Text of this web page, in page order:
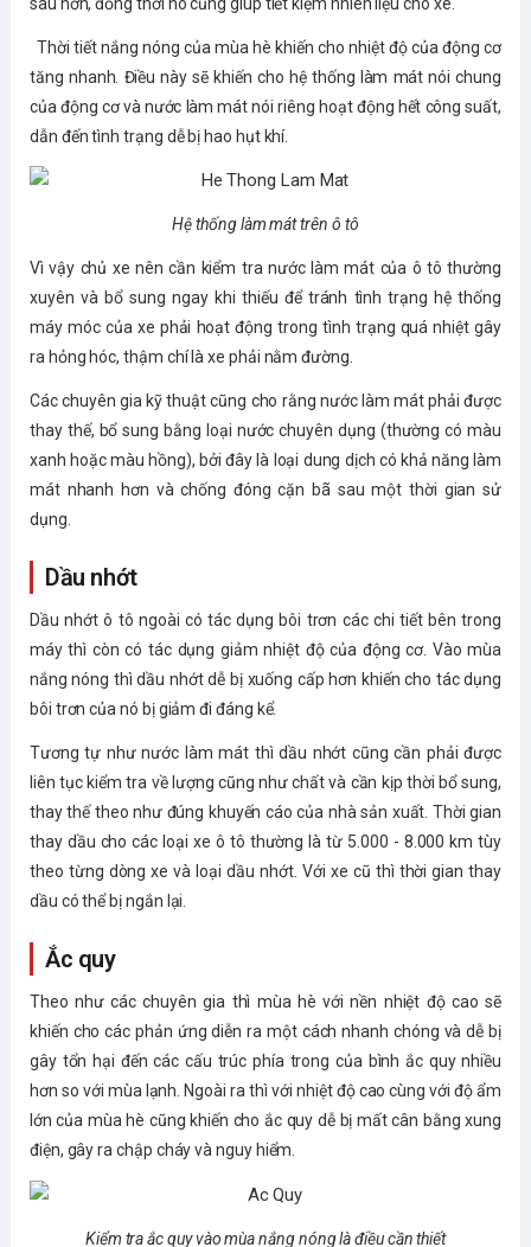
Thời tiết nắng nóng của mùa hè khiến cho nhiệt độ của động cơ
tăng nhanh. Điều này sẽ khiến cho hệ thống làm mát nói chung
của động cơ và nước làm mát nói riêng hoạt động hết công suất,
dẫn đến tình trạng dễ bị hao hụt khí.
Hệ thống làm mát trên ô tô
Vì vậy chủ xe nên cần kiểm tra nước làm mát của ô tô thường
xuyên và bổ sung ngay khi thiếu để tránh tình trạng hệ thống
máy móc của xe phải hoạt động trong tình trạng quá nhiệt gây
ra hỏng hóc, thậm chí là xe phải nằm đường.
Các chuyên gia kỹ thuật cũng cho rằng nước làm mát phải được
thay thế, bổ sung bằng loại nước chuyên dụng (thường có màu
xanh hoặc màu hồng), bởi đây là loại dung dịch có khả năng làm
mát nhanh hơn và chống đóng cặn bã sau một thời gian sử
dụng.
Dầu nhớt
Dầu nhớt ô tô ngoài có tác dụng bôi trơn các chi tiết bên trong
máy thì còn có tác dụng giảm nhiệt độ của động cơ. Vào mùa
nắng nóng thì dầu nhớt dễ bị xuống cấp hơn khiến cho tác dụng
bôi trơn của nó bị giảm đi đáng kể.
Tương tự như nước làm mát thì dầu nhớt cũng cần phải được
liên tục kiểm tra về lượng cũng như chất và cần kịp thời bổ sung,
thay thế theo như đúng khuyến cáo của nhà sản xuất. Thời gian
thay dầu cho các loại xe ô tô thường là từ 5.000 - 8.000 km tùy
theo từng dòng xe và loại dầu nhớt. Với xe cũ thì thời gian thay
dầu có thể bị ngắn lại.
Ắc quy
Theo như các chuyên gia thì mùa hè với nền nhiệt độ cao sẽ
khiến cho các phản ứng diễn ra một cách nhanh chóng và dễ bị
gây tổn hại đến các cấu trúc phía trong của bình ắc quy nhiều
hơn so với mùa lạnh. Ngoài ra thì với nhiệt độ cao cùng với độ ẩm
lớn của mùa hè cũng khiến cho ắc quy dễ bị mất cân bằng xung
điện, gây ra chập cháy và nguy hiểm.
Kiểm tra ắc quy vào mùa nắng nóng là điều cần thiết